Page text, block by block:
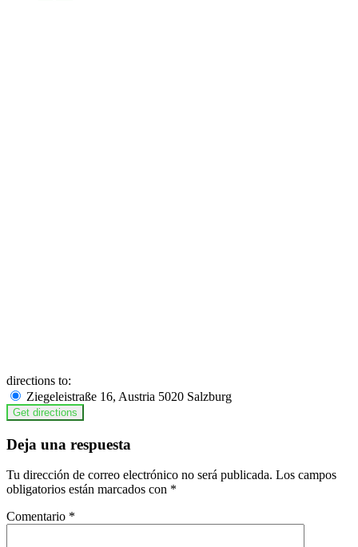
directions to:
Ziegeleistraße 16, Austria 5020 Salzburg
Deja una respuesta
Tu dirección de correo electrónico no será publicada. Los campos
obligatorios están marcados con *
Comentario *